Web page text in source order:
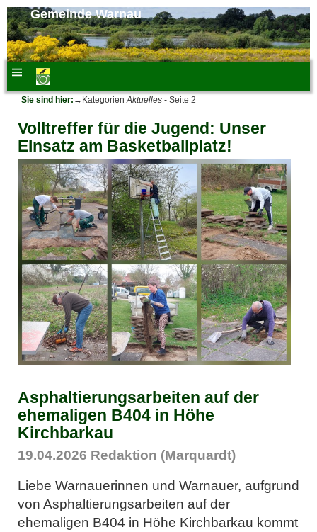
Gemeinde Warnau
Sie sind hier: →Kategorien Aktuelles - Seite 2
Volltreffer für die Jugend: Unser
EInsatz am Basketballplatz!
Asphaltierungsarbeiten auf der
ehemaligen B404 in Höhe
Kirchbarkau
19.04.2026 Redaktion (Marquardt)
Liebe Warnauerinnen und Warnauer, aufgrund
von Asphaltierungsarbeiten auf der
ehemaligen B404 in Höhe Kirchbarkau kommt